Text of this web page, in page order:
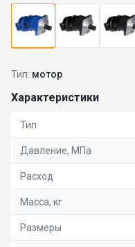
Тип: мотор
Характеристики
Тип
Давление, МПа
Расход
Масса, кг
Размеры